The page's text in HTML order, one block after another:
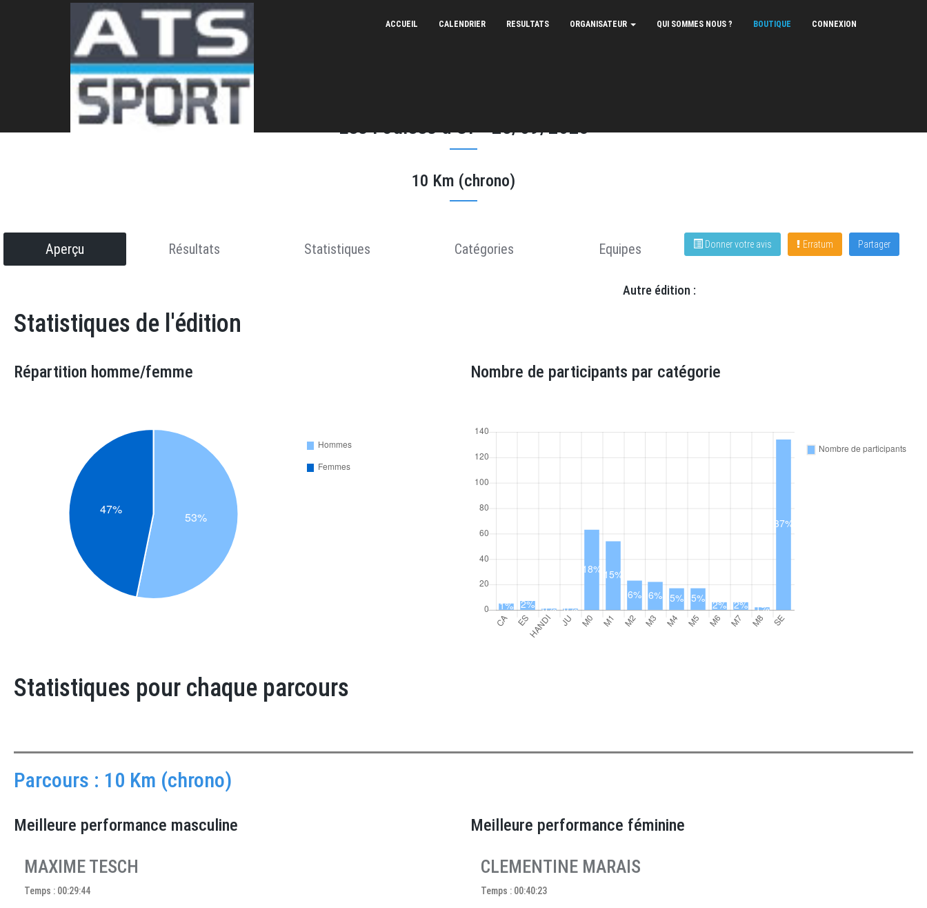
ACCUEIL CALENDRIER RESULTATS ORGANISATEUR QUI SOMMES NOUS ? BOUTIQUE CONNEXION
Les Foulées d'Or - 28/09/2025
10 Km (chrono)
Partager
Erratum
Donner votre avis
Aperçu Résultats Statistiques Catégories Equipes
Autre édition :
Statistiques de l'édition
Répartition homme/femme Nombre de participants par catégorie
Statistiques pour chaque parcours
Parcours : 10 Km (chrono)
Meilleure performance masculine
MAXIME TESCH
Temps : 00:29:44
Meilleure performance féminine
CLEMENTINE MARAIS
Temps : 00:40:23